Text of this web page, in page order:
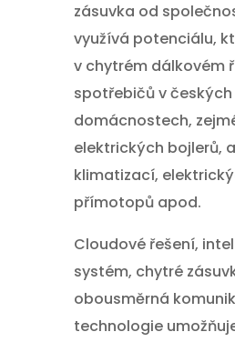
zásuvka od
využívá potenciálu,
v chytrém dálkovém
spotřebičů v českých
domácnostech,
elektrických bojlerů,
klimatizací,
přímotopů apod.
Cloudové řešení,
systém, chytré
obousměrná
technologie